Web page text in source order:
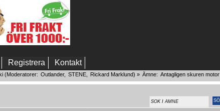
Registrera Kontakt
(Moderatorer: Outlander, STENE, Rickard Marklund) » Ämne: Antagligen skuren motor